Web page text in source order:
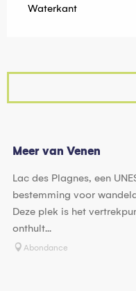
Waterkant
Meer van Venen
Lac des Plagnes, een
bestemming voor
Deze plek is het
onthult...
Abondance